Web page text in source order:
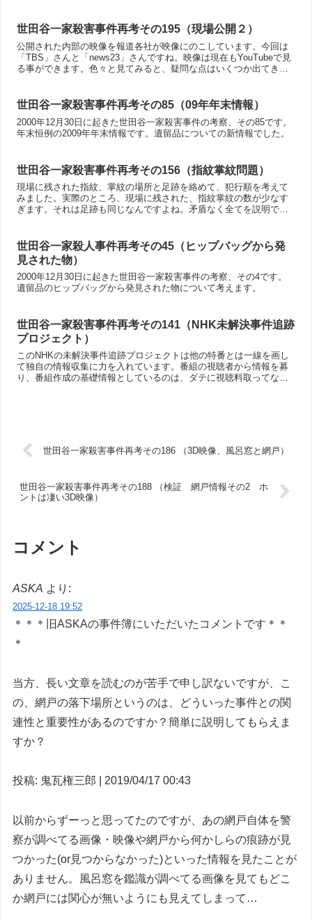
世田谷一家殺害事件再考その195（現場公開２）
公開された内部の映像を報道各社が映像にのこしています。今回は
「TBS」さんと「news23」さんですね。映像は現在もYouTubeで見
る事ができます。色々と見てみると、疑問な点はいくつか出てきま
世田谷一家殺害事件再考その85（09年年末情報）
2000年12月30日に起きた世田谷一家殺害事件の考察、その85です。
年末恒例の2009年年末情報です。遺留品についての新情報でした。
世田谷一家殺害事件再考その156（指紋掌紋問題）
現場に残された指紋、掌紋の場所と足跡を絡めて、犯行順を考えて
みました。実際のところ、現場に残された、指紋掌紋の数が少なす
ぎます。それは足跡も同じなんですよね。矛盾なく全てを説明でき
世田谷一家殺人事件再考その45（ヒップバッグから発
見された物）
2000年12月30日に起きた世田谷一家殺害事件の考察、その4です。
遺留品のヒップバッグから発見された物について考えます。
世田谷一家殺害事件再考その141（NHK未解決事件追跡
プロジェクト）
このNHKの未解決事件追跡プロジェクトは他の特番とは一線を画し
て独自の情報収集に力を入れています。番組の視聴者から情報を募
り、番組作成の基礎情報としているのは、ダテに視聴料取ってない
世田谷一家殺害事件再考その186 （3D映像、風呂窓と網戸）
世田谷一家殺害事件再考その188 （検証 網戸情報その2 ホ
ントは凄い3D映像）
コメント
ASKA より:
2025-12-18 19:52
＊＊＊旧ASKAの事件簿にいただいたコメントです＊＊
＊
当方、長い文章を読むのが苦手で申し訳ないですが、こ
の、網戸の落下場所というのは、どういった事件との関
連性と重要性があるのですか？簡単に説明してもらえま
すか？
投稿: 鬼瓦権三郎 | 2019/04/17 00:43
以前からずーっと思ってたのですが、あの網戸自体を警
察が調べてる画像・映像や網戸から何かしらの痕跡が見
つかった(or見つからなかった)といった情報を見たことが
ありません。風呂窓を鑑識が調べてる画像を見てもどこ
か網戸には関心が無いようにも見えてしまって…